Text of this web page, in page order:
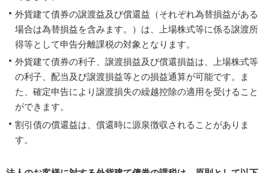
外貨建て債券の譲渡益及び償還益（それぞれ為替損益がある
場合は為替損益を含みます。）は、上場株式等に係る譲渡所
得等として申告分離課税の対象となります。
外貨建て債券の利子、譲渡損益及び償還損益は、上場株式等
の利子、配当及び譲渡損益等との損益通算が可能です。ま
た、確定申告により譲渡損失の繰越控除の適用を受けること
ができます。
割引債の償還益は、償還時に源泉徴収されることがありま
す。